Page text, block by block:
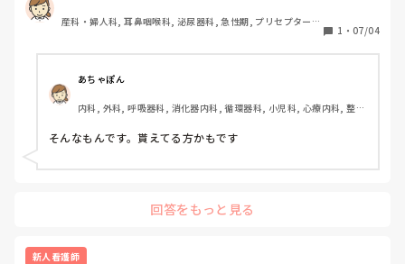
産科・婦人科, 耳鼻咽喉科, 泌尿器科, 急性期, プリセプター,
1 ・ 07/04
あちゃぽん
内科, 外科, 呼吸器科, 消化器内科, 循環器科, 小児科, 心療内科, 整形
合診療科, 救急科, 超急性期, ICU, CCU, HCU, その他の科, ママナー
ス, 外来, 神経内科, 脳神経外科, NICU, 消化器外科, 一般病院, 慢性
そんなもんです。貰えてる方かもです
回答をもっと見る
新人看護師